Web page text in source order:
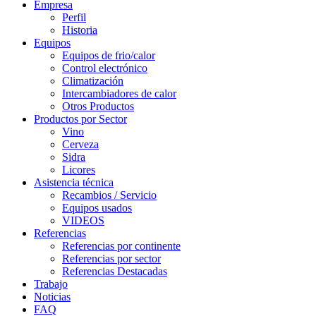
Empresa
Perfil
Historia
Equipos
Equipos de frio/calor
Control electrónico
Climatización
Intercambiadores de calor
Otros Productos
Productos por Sector
Vino
Cerveza
Sidra
Licores
Asistencia técnica
Recambios / Servicio
Equipos usados
VIDEOS
Referencias
Referencias por continente
Referencias por sector
Referencias Destacadas
Trabajo
Noticias
FAQ